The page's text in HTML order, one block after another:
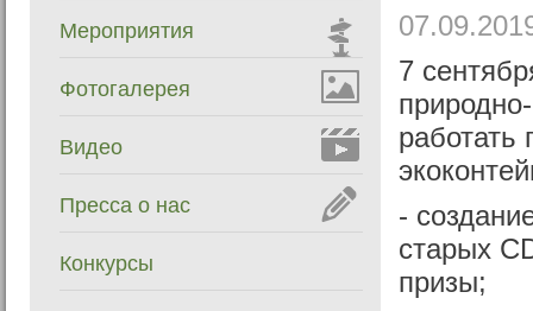
Мероприятия
Фотогалерея
Видео
Пресса о нас
Конкурсы
7
работать
-
старых
призы;